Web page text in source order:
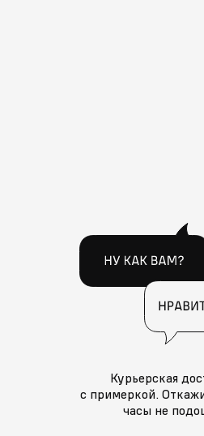
Курьерская
с примеркой.
часы не